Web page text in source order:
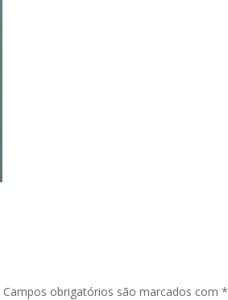
Campos obrigatórios são marcados com*